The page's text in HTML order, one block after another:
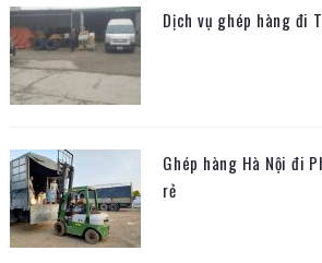
Dịch vụ ghép hàng đi
Ghép hàng Hà Nội đi
rẻ